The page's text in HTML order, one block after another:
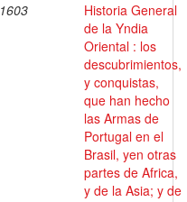
1603
Historia General
de la Yndia
Oriental : los
descubrimientos,
y conquistas,
que han hecho
las Armas de
Portugal en el
Brasil, yen otras
partes de Africa,
y de la Asia; y de